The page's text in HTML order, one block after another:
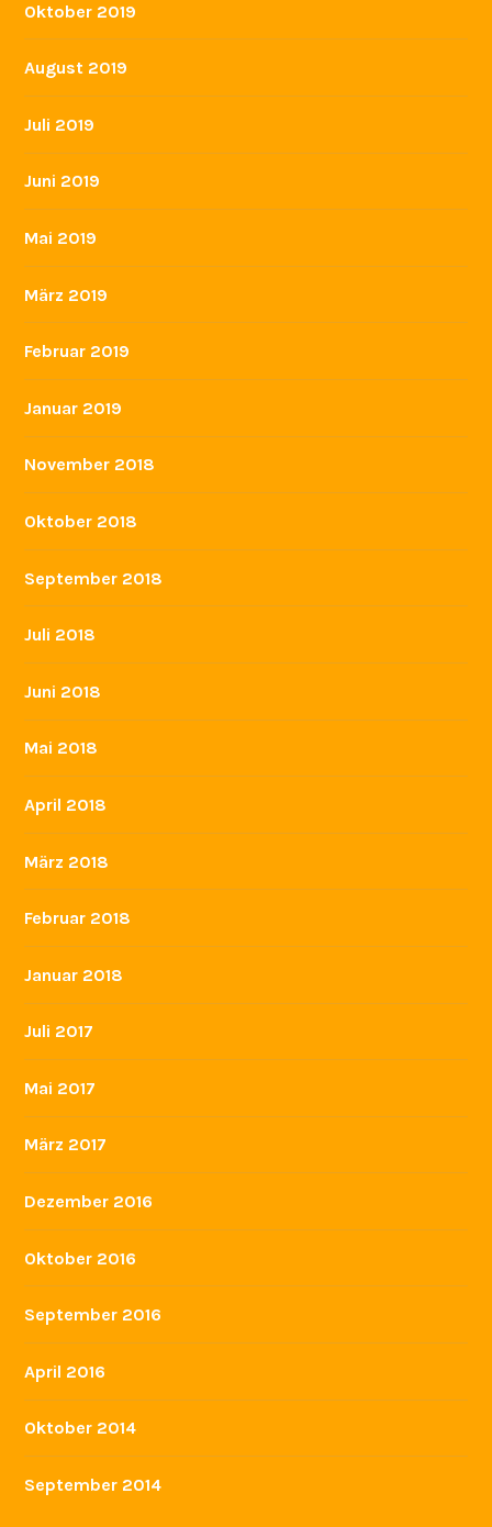
August 2020
Juli 2020
März 2020
Februar 2020
Dezember 2019
November 2019
Oktober 2019
August 2019
Juli 2019
Juni 2019
Mai 2019
März 2019
Februar 2019
Januar 2019
November 2018
Oktober 2018
September 2018
Juli 2018
Juni 2018
Mai 2018
April 2018
März 2018
Februar 2018
Januar 2018
Juli 2017
Mai 2017